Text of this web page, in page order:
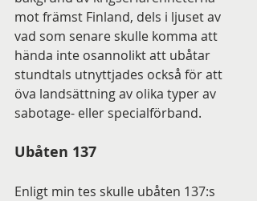
mot främst Finland, dels i ljuset av
vad som senare skulle komma att
hända inte osannolikt att ubåtar
stundtals utnyttjades också för att
öva landsättning av olika typer av
sabotage- eller specialförband.
Ubåten 137
Enligt min tes skulle ubåten 137:s